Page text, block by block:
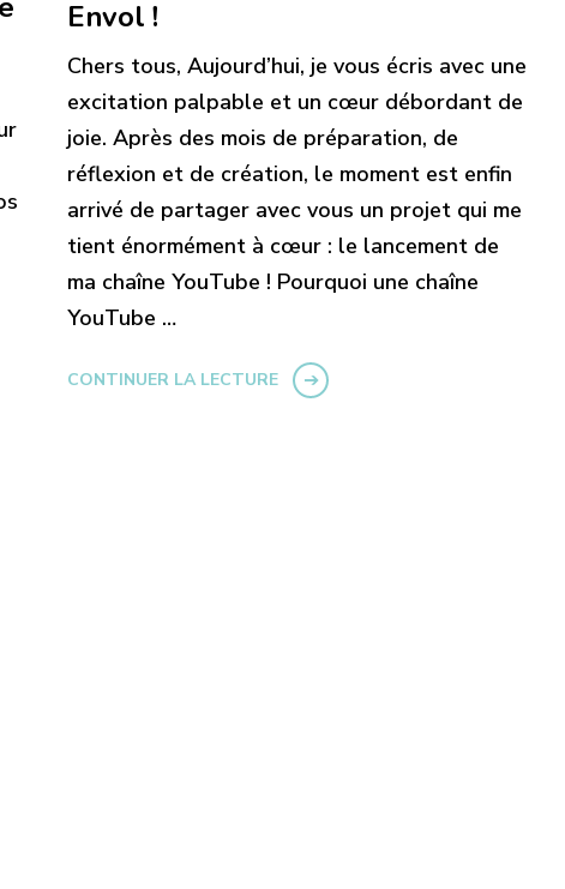
Envol !
Chers tous, Aujourd’hui, je vous écris avec une
excitation palpable et un cœur débordant de
joie. Après des mois de préparation, de
réflexion et de création, le moment est enfin
arrivé de partager avec vous un projet qui me
tient énormément à cœur : le lancement de
ma chaîne YouTube ! Pourquoi une chaîne
YouTube …
CONTINUER LA LECTURE